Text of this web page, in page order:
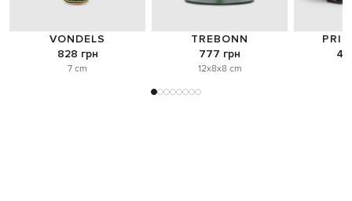
VONDELS
828 грн
7 cm
TREBONN
777 грн
12x8x8 cm
4